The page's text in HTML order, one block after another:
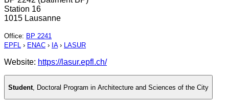
Station 16
1015 Lausanne
Office: BP 2241
EPFL › ENAC › IA› LASUR
Website: https://lasur.epfl.ch/
Student Doctoral Program in Architecture and Sciences of the City